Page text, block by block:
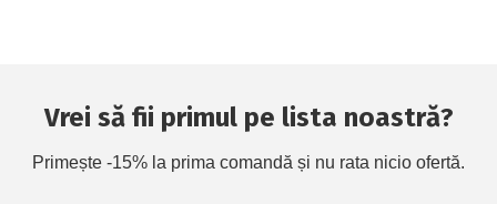
Vrei să fii primul pe lista noastră?
Primește -15% la prima comandă și nu rata nicio ofertă.